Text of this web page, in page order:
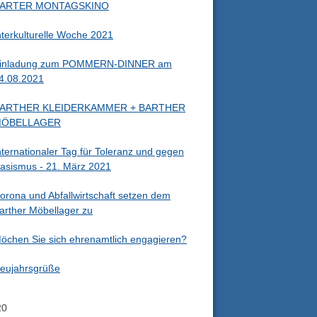
MONTAGSKINO
Woche 2021
zum POMMERN-DINNER am
KLEIDERKAMMER + BARTHER
Tag für Toleranz und gegen
- 21. März 2021
und Abfallwirtschaft setzen dem
Möbellager zu
Sie sich ehrenamtlich engagieren?